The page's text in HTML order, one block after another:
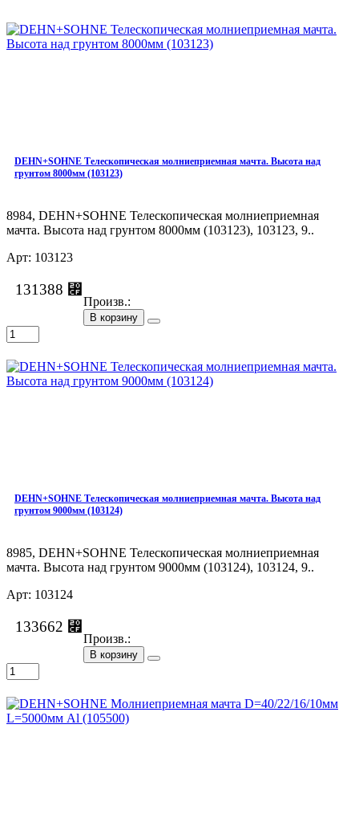
DEHN+SOHNE Телескопическая молниеприемная мачта. Высота над
грунтом 8000мм (103123)
8984, DEHN+SOHNE Телескопическая молниеприемная
мачта. Высота над грунтом 8000мм (103123), 103123, 9..
Арт: 103123
131388 ⃏
Произв.:
В корзину
DEHN+SOHNE Телескопическая молниеприемная мачта. Высота над
грунтом 9000мм (103124)
8985, DEHN+SOHNE Телескопическая молниеприемная
мачта. Высота над грунтом 9000мм (103124), 103124, 9..
Арт: 103124
133662 ⃏
Произв.:
В корзину